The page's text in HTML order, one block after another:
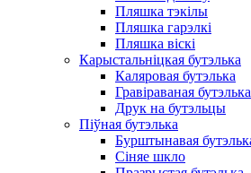
Пляшка тэкілы
Пляшка гарэлкі
Пляшка віскі
Карыстальніцкая бутэлька
Каляровая бутэлька
Гравіраваная бутэлька
Друк на бутэльцы
Піўная бутэлька
Бурштынавая
Сіняе шкло